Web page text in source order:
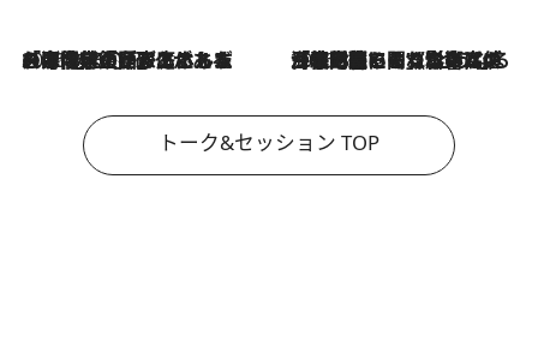
2026.8.3
「今後値上げがあるとすれば…」「リスクがあるのは今年の冬」エネルギー専門家が語る、ホルムズ海峡封鎖が家庭にもたらす“ある心配” 2026.8.3
「住宅建てられない…」「サーチャージ料の高値が続いている」ホルムズ海峡封鎖による影響はいつまで続く？《エネルギー専門家に聞く“どうなる日本の暮らし”》
トーク&セッション TOP